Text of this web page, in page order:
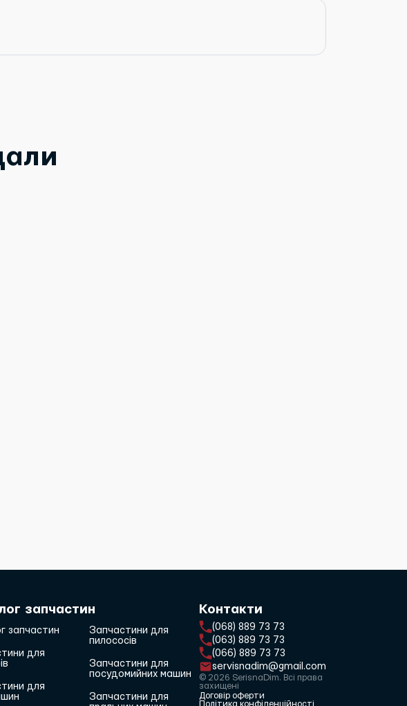
запчастин
запчастин
для
для
Запчастини для
пилососів
Запчастини для
посудомийних машин
Запчастини для
Контакти
(068) 889 73 73
(063) 889 73 73
(066) 889 73 73
servisnadim@gmail.com
© 2026 SerisnaDim. Всі права
захищені
Договір оферти
Політика конфіденційності